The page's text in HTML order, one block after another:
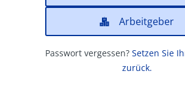
Arbeitgeber
Passwort vergessen? Setzen Sie
zurück.